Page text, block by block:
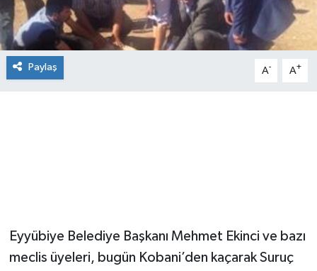
Paylaş A- A+
Eyyübiye Belediye Başkanı Mehmet Ekinci ve bazı
meclis üyeleri, bugün Kobani’den kaçarak Suruç